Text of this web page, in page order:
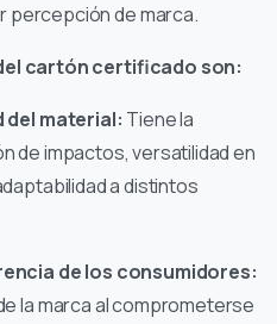
percepción de marca.
cartón certificado son:
del material: Tiene la
de impactos, versatilidad en
a distintos
de los consumidores:
la marca al comprometerse